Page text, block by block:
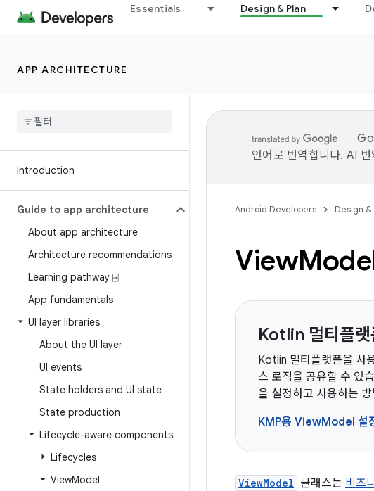
Essentials Design & Plan
APP ARCHITECTURE
Introduction
Guide to app architecture
About app architecture
Architecture recommendations
Learning pathway ⍈
App fundamentals
UI layer libraries
About the UI layer
UI events
State holders and UI state
State production
Lifecycle-aware components
Lifecycles
ViewModel
언어로 번역합니다. AI
Android Developers Design &
View
Kotlin 멀티플랫
Kotlin 멀티플랫폼을 사
스 로직을 공유할 수 있
을 설정하고 사용하는 방
KMP용 ViewModel
ViewModel 클래스는 비즈